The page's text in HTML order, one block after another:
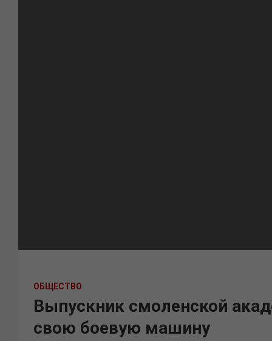
ОБЩЕСТВО
Выпускник смоленской
свою боевую машину